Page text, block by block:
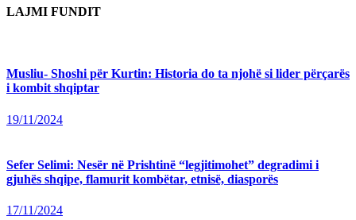
LAJMI FUNDIT
Musliu- Shoshi për Kurtin: Historia do ta njohë si lider përçarës
i kombit shqiptar
19/11/2024
Sefer Selimi: Nesër në Prishtinë “legjitimohet” degradimi i
gjuhës shqipe, flamurit kombëtar, etnisë, diasporës
17/11/2024